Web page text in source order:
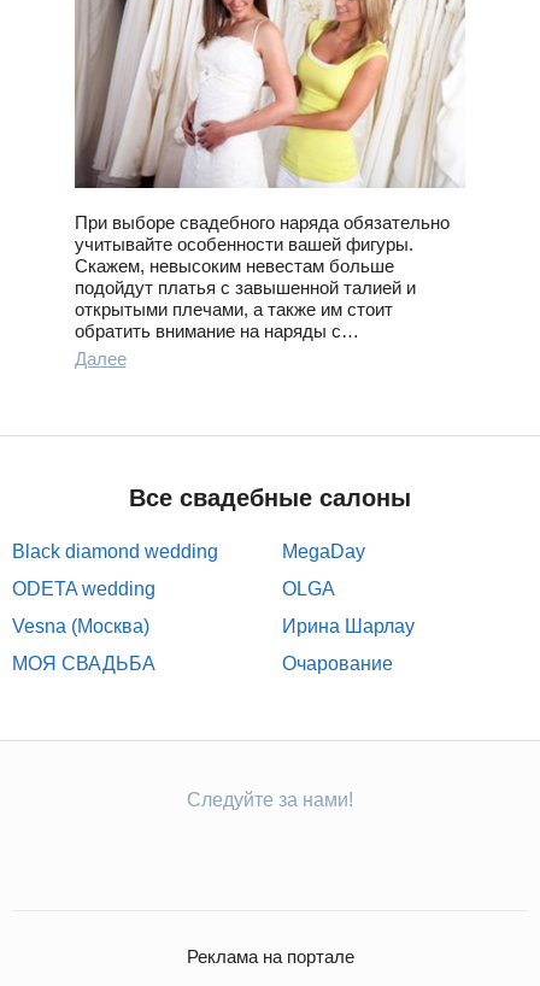
При выборе свадебного наряда обязательно
учитывайте особенности вашей фигуры.
Скажем, невысоким невестам больше
подойдут платья с завышенной талией и
открытыми плечами, а также им стоит
обратить внимание на наряды с…
Далее
Все свадебные салоны
Black diamond wedding
MegaDay
ODETA wedding
OLGA
Vesna (Москва)
Ирина Шарлау
МОЯ СВАДЬБА
Очарование
Следуйте за нами!
Реклама на портале